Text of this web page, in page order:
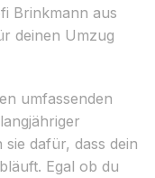
Brinkmann aus
deinen Umzug
umfassenden
dafür, dass dein
Egal ob du